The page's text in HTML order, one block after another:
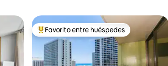
De los mejores en Favorito entre
Favorito entre huéspedes